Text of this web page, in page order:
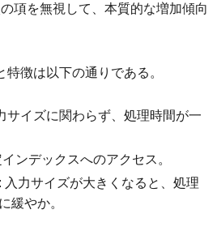
項を無視して、本質的な増加傾向
徴は以下の通りである。
サイズに関わらず、処理時間が一
ンデックスへのアクセス。
: 入力サイズが大きくなると、処理
緩やか。